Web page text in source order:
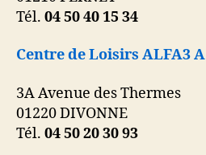
Tél. 04 50 40 15 34
Centre de Loisirs ALFA3 A
3A Avenue des Thermes
01220 DIVONNE
Tél. 04 50 20 30 93